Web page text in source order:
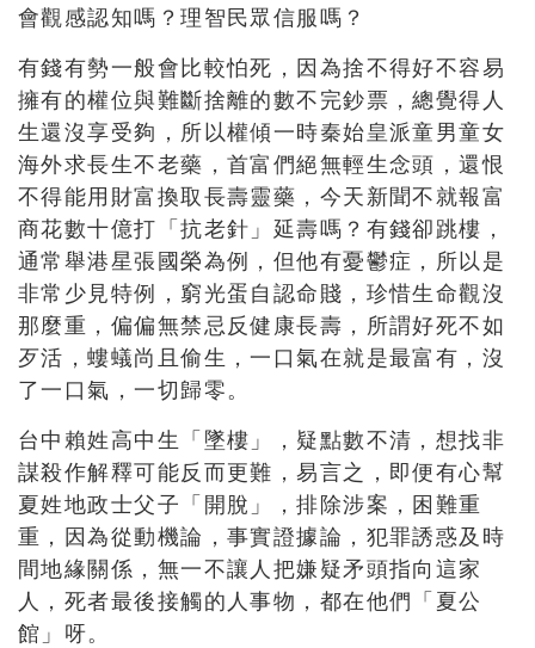
會觀感認知嗎？理智民眾信服嗎？
有錢有勢一般會比較怕死，因為捨不得好不容易
擁有的權位與難斷捨離的數不完鈔票，總覺得人
生還沒享受夠，所以權傾一時秦始皇派童男童女
海外求長生不老藥，首富們絕無輕生念頭，還恨
不得能用財富換取長壽靈藥，今天新聞不就報富
商花數十億打「抗老針」延壽嗎？有錢卻跳樓，
通常舉港星張國榮為例，但他有憂鬱症，所以是
非常少見特例，窮光蛋自認命賤，珍惜生命觀沒
那麼重，偏偏無禁忌反健康長壽，所謂好死不如
歹活，螻蟻尚且偷生，一口氣在就是最富有，沒
了一口氣，一切歸零。
台中賴姓高中生「墜樓」，疑點數不清，想找非
謀殺作解釋可能反而更難，易言之，即便有心幫
夏姓地政士父子「開脫」，排除涉案，困難重
重，因為從動機論，事實證據論，犯罪誘惑及時
間地緣關係，無一不讓人把嫌疑矛頭指向這家
人，死者最後接觸的人事物，都在他們「夏公
館」呀。